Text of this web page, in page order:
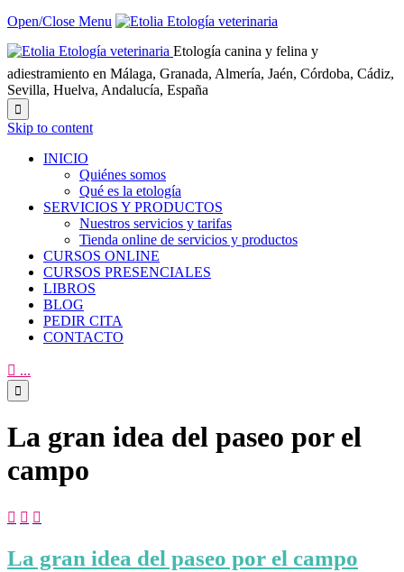
Open/Close Menu
Etología canina y felina y
adiestramiento en Málaga, Granada, Almería, Jaén, Córdoba, Cádiz,
Sevilla, Huelva, Andalucía, España

Skip to content
INICIO
Quiénes somos
Qué es la etología
SERVICIOS Y PRODUCTOS
Nuestros servicios y tarifas
Tienda online de servicios y productos
CURSOS ONLINE
CURSOS PRESENCIALES
LIBROS
BLOG
PEDIR CITA
CONTACTO
 ...

La gran idea del paseo por el
campo
  
La gran idea del paseo por el campo